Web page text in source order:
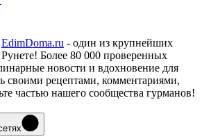
EdimDoma.ru - один из крупнейших
Более 80 000 проверенных
новости и вдохновение для
своими рецептами, комментариями,
частью нашего сообщества гурманов!